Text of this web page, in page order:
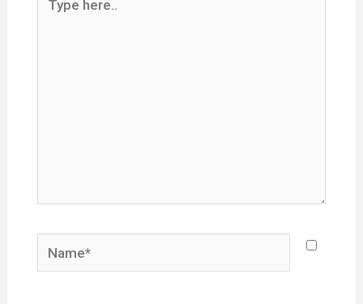
here..
Name*